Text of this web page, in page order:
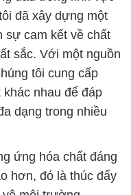
nhau để đáp
dạng trong nhiều
ứng hóa chất đáng
hơn, đó là thúc đẩy
môi trường.
bộ công nghệ
lượng để giảm
chúng tôi đến môi
vệ môi trường là